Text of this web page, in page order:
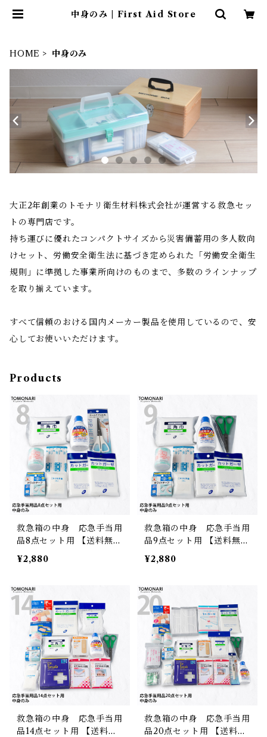
中身のみ | First Aid Store
HOME 中身のみ
大正2年創業のトモナリ衛生材料株式会社が運営する救急セッ
トの専門店です。
持ち運びに優れたコンパクトサイズから災害備蓄用の多人数向
けセット、労働安全衛生法に基づき定められた「労働安全衛生
規則」に準拠した事業所向けのものまで、多数のラインナップ
を取り揃えています。
すべて信頼のおける国内メーカー製品を使用しているので、安
心してお使いいただけます。
Products
救急箱の中身 応急手当用
品8点セット用 【送料無
料】
¥2,880
救急箱の中身 応急手当用
品9点セット用 【送料無
料】
¥2,880
救急箱の中身 応急手当用
品14点セット用 【送料無
救急箱の中身 応急手当用
品20点セット用 【送料無